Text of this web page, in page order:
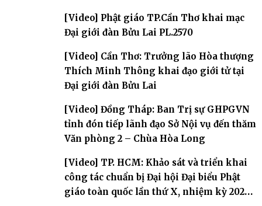
[Video] Phật giáo TP.Cần Thơ khai mạc
Đại giới đàn Bửu Lai PL.2570
[Video] Cần Thơ: Trưởng lão Hòa thượng
Thích Minh Thông khai đạo giới tử tại
Đại giới đàn Bửu Lai
[Video] Đồng Tháp: Ban Trị sự GHPGVN
tỉnh đón tiếp lãnh đạo Sở Nội vụ đến thăm
Văn phòng 2 – Chùa Hòa Long
[Video] TP. HCM: Khảo sát và triển khai
công tác chuẩn bị Đại hội Đại biểu Phật
giáo toàn quốc lần thứ X, nhiệm kỳ 2026-